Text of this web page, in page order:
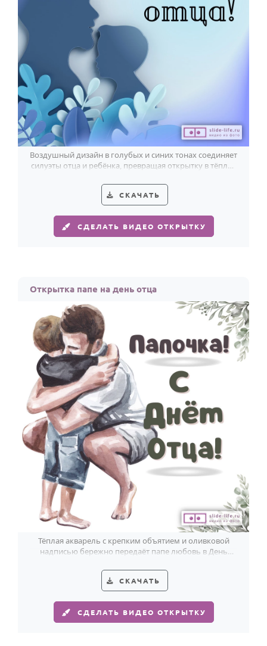
Воздушный дизайн в голубых и синих тонах соединяет
силуэты отца и ребёнка, превращая открытку в тёплое
СКАЧАТЬ
СДЕЛАТЬ ВИДЕО ОТКРЫТКУ
Открытка папе на день отца
Тёплая акварель с крепким объятием и оливковой
надписью бережно передаёт папе любовь в День
СКАЧАТЬ
СДЕЛАТЬ ВИДЕО ОТКРЫТКУ